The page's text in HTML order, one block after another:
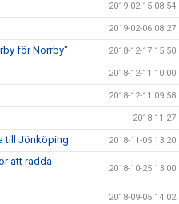
2019-02-15 08:54
2019-02-06 08:27
för Norrby" 2018-12-17 15:50
2018-12-11 10:00
2018-12-11 09:58
2018-11-27
till Jönköping 2018-11-05 13:20
att rädda
2018-10-25 13:00
2018-09-05 14:02